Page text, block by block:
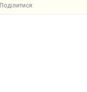
Поділитися: